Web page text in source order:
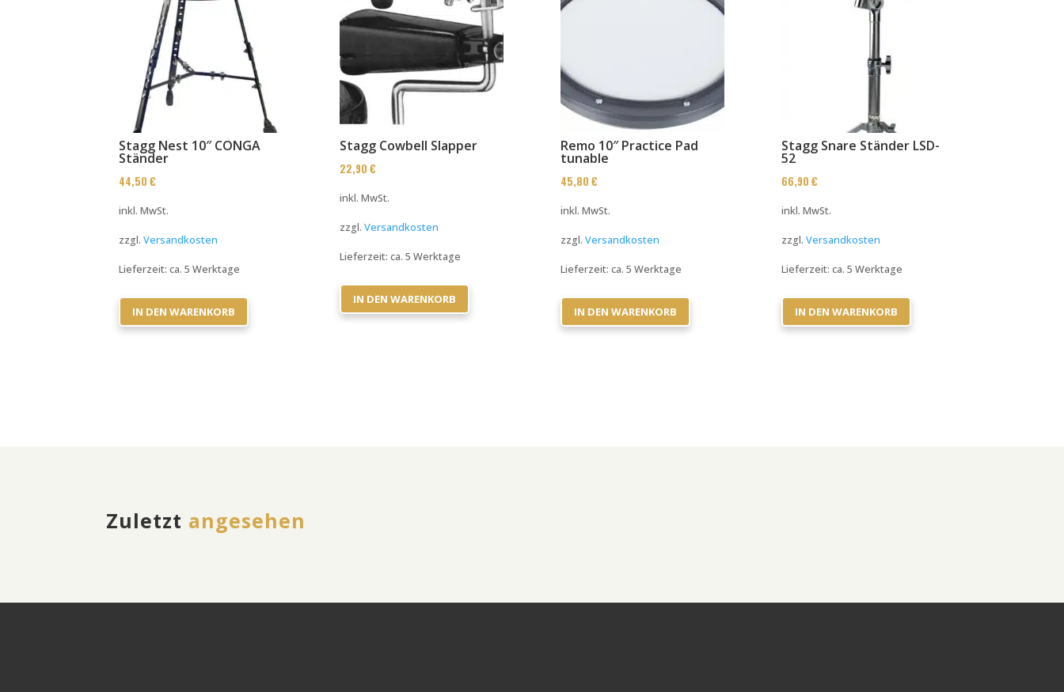
Stagg Nest 10″ CONGA
Ständer
44,50€
inkl. MwSt.
zzgl.Versandkosten
Lieferzeit:ca. 5 Werktage
IN DEN WARENKORB
Stagg Cowbell Slapper
22,90€
inkl. MwSt.
zzgl.Versandkosten
Lieferzeit:ca. 5 Werktage
IN DEN WARENKORB
Remo 10″ Practice Pad
tunable
45,80€
inkl. MwSt.
zzgl.Versandkosten
Lieferzeit:ca. 5 Werktage
IN DEN WARENKORB
Stagg Snare Ständer LSD-
52
66,90€
inkl. MwSt.
zzgl.Versandkosten
Lieferzeit:ca. 5 Werktage
IN DEN WARENKORB
Zuletzt angesehen